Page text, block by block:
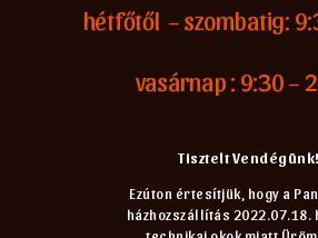
hétfőtől – szombatig:
vasárnap : 9:30 –
Tisztelt Vendégünk!
Ezúton értesítjük, hogy a
házhozszállítás 2022.07.18.